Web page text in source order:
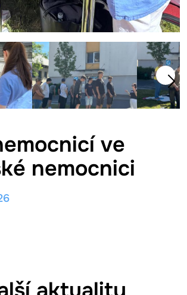
ve
nemocnici